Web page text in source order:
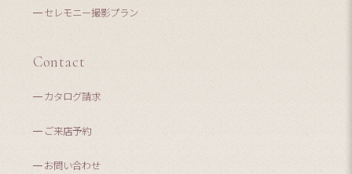
セレモニー撮影プラン
Contact
カタログ請求
ご来店予約
お問い合わせ